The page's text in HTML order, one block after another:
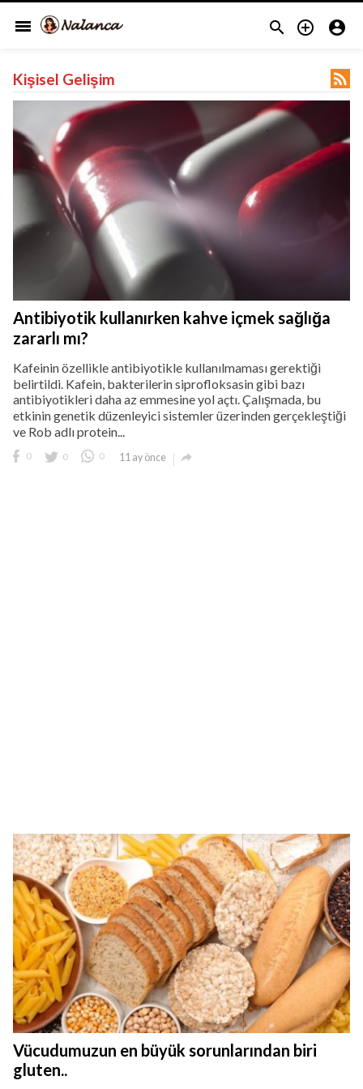
menu   
Kişisel Gelişim 
Antibiyotik kullanırken kahve içmek sağlığa
zararlı mı?
Kafeinin özellikle antibiyotikle kullanılmaması gerektiği
belirtildi. Kafein, bakterilerin siprofloksasin gibi bazı
antibiyotikleri daha az emmesine yol açtı. Çalışmada, bu
etkinin genetik düzenleyici sistemler üzerinden gerçekleştiği
ve Rob adlı protein...
0 0 0 11 ay önce 
Vücudumuzun en büyük sorunlarından biri
gluten..